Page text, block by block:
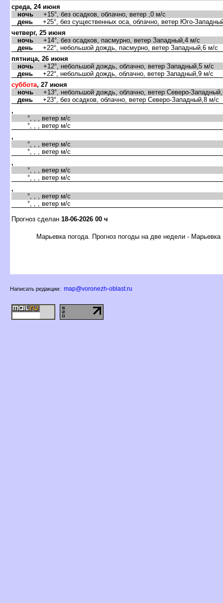
среда, 24 июня
ночь +15°, без осадков, облачно, ветер ,0 м/с
день +25°, без существенных оса, облачно, ветер Юго-
четверг, 25 июня
ночь +14°, без осадков, пасмурно, ветер Западный,4 м/с
день +22°, небольшой дождь, пасмурно, ветер Западный,6 м/с
пятница, 26 июня
ночь +12°, небольшой дождь, облачно, ветер Западный,5 м/с
день +22°, небольшой дождь, облачно, ветер Западный,9 м/с
суббота, 27 июня
ночь +13°, небольшой дождь, облачно, ветер Северо-
день +23°, без осадков, облачно, ветер Северо-Западный,8 м/с
,
°, , , ветер м/с
°, , , ветер м/с
,
°, , , ветер м/с
°, , , ветер м/с
,
°, , , ветер м/с
°, , , ветер м/с
,
°, , , ветер м/с
°, , , ветер м/с
Прогноз сделан 18-06-2026 00 ч
Марьевка погода. Прогноз погоды на две недели - Марьевка
Написать редакции: map@voronezh-oblast.ru